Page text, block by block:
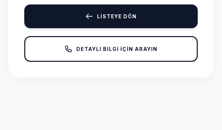
LİSTEYE DÖN
DETAYLI BİLGİ İÇİN ARAYIN